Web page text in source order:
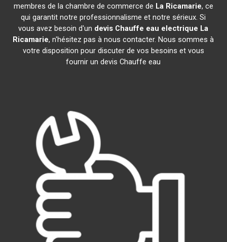
membres de la chambre de commerce de La Ricamarie, ce
qui garantit notre professionnalisme et notre sérieux. Si
vous avez besoin d'un devis Chauffe eau electrique La
Ricamarie, n'hésitez pas à nous contacter. Nous sommes à
votre disposition pour discuter de vos besoins et vous
fournir un devis Chauffe eau